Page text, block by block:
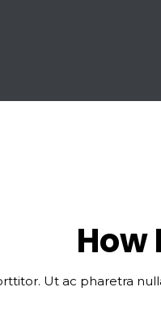
How
Ut ac pharetra